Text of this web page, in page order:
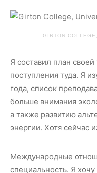
GIRTON
Я составил план
поступления туда. Я
года, список
больше внимания
а также развитию
энергии. Хотя сейчас
Международные
специальность. Я хочу